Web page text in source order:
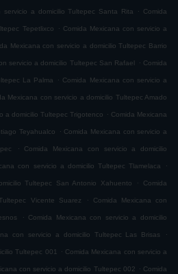
servicio a domicilio Tultepec Santa Rita . Comida
Tepetlixco . Comida Mexicana con servicio a
Mexicana con servicio a domicilio Tultepec Barrio
servicio a domicilio Tultepec San Rafael . Comida
La Palma . Comida Mexicana con servicio a
Mexicana con servicio a domicilio Tultepec Amado
a domicilio Tultepec Trigotenco . Comida Mexicana
Teyahualco . Comida Mexicana con servicio a
. Comida Mexicana con servicio a domicilio
con servicio a domicilio Tultepec Tlamelaca .
Tultepec San Antonio Xahuento . Comida
Vicente Suarez . Comida Mexicana con
. Comida Mexicana con servicio a domicilio
con servicio a domicilio Tultepec Las Brisas .
Tultepec 001 . Comida Mexicana con servicio a
con servicio a domicilio Tultepec 002 . Comida